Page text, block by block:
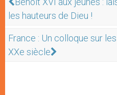
les hauteurs de Dieu !
France : Un colloque sur
XXe siècle